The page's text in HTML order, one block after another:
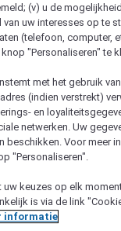
(v) u de
van uw interesses op te
(telefoon, computer,
"Personaliseren" te
met het gebruik
(indien verstrekt)
en
netwerken. Uw
beschikken. Voor meer
"Personaliseren".
uw keuzes op elk
is via de link
informatie